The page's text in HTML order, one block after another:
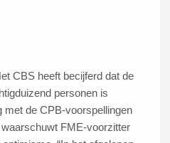
CBS heeft becijferd dat de
personen is
met de CPB-voorspellingen
FME-voorzitter